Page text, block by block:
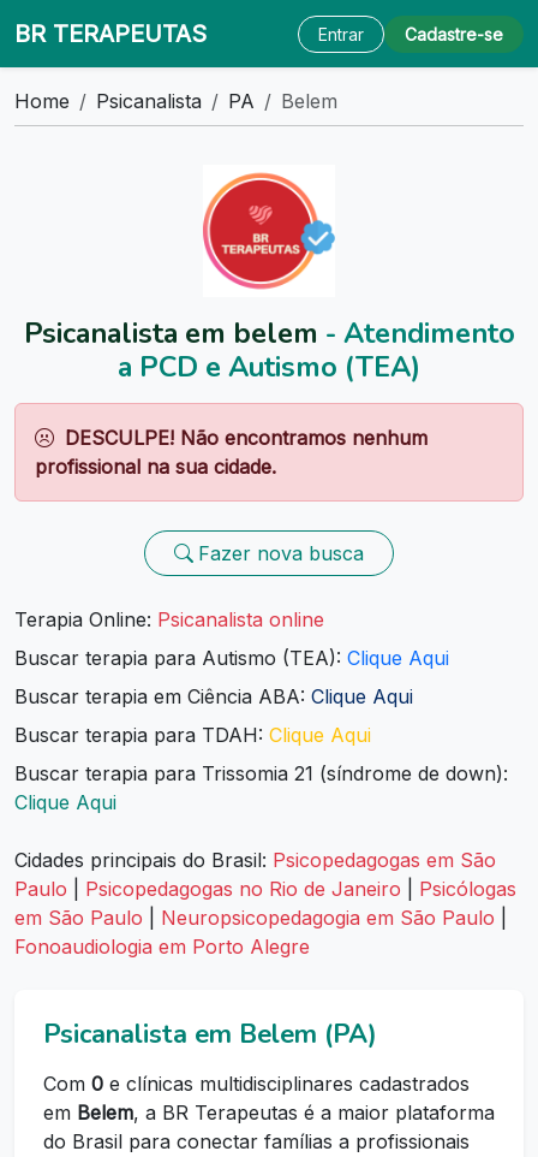
BR TERAPEUTAS Entrar Cadastre-se
Home Psicanalista PA Belem
Psicanalista em belem - Atendimento
a PCD e Autismo (TEA)
DESCULPE! Não encontramos nenhum
profissional na sua cidade.
Fazer nova busca
Terapia Online: Psicanalista online
Buscar terapia para Autismo (TEA): Clique Aqui
Buscar terapia em Ciência ABA: Clique Aqui
Buscar terapia para TDAH: Clique Aqui
Buscar terapia para Trissomia 21 (síndrome de down):
Clique Aqui
Cidades principais do Brasil: Psicopedagogas em São
Paulo
Psicopedagogas no Rio de Janeiro
Psicólogas
em São Paulo
Neuropsicopedagogia em São Paulo
Fonoaudiologia em Porto Alegre
Psicanalista em Belem (PA)
Com 0 e clínicas multidisciplinares cadastrados
em Belem, a BR Terapeutas é a maior plataforma
do Brasil para conectar famílias a profissionais